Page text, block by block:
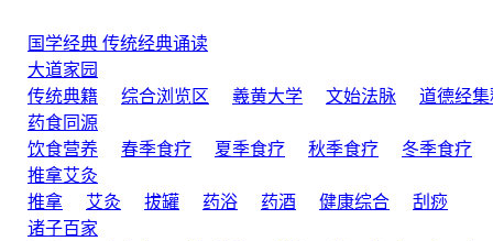
国学经典 传统经典诵读
大道家园
传统典籍
综合浏览区 羲黄大学 文始法脉
道德经集
药食同源
饮食营养
春季食疗 夏季食疗 秋季食疗 冬季食疗
推拿艾灸
推拿
艾灸 拔罐 药浴 药酒 健康综合
刮痧
诸子百家